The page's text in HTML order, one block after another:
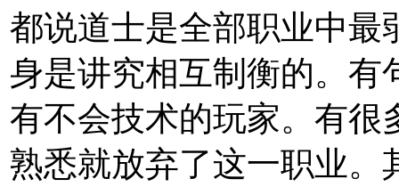
都说道士是全部职业中最
身是讲究相互制衡的。有
有不会技术的玩家。有很
熟悉就放弃了这一职业。